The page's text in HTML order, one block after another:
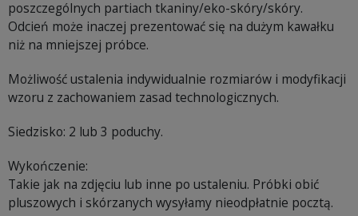
poszczególnych partiach tkaniny/eko-skóry/skóry.
Odcień może inaczej prezentować się na dużym kawałku
niż na mniejszej próbce.
Możliwość ustalenia indywidualnie rozmiarów i modyfikacji
wzoru z zachowaniem zasad technologicznych.
Siedzisko: 2 lub 3 poduchy.
Wykończenie:
Takie jak na zdjęciu lub inne po ustaleniu. Próbki obić
pluszowych i skórzanych wysyłamy nieodpłatnie pocztą.